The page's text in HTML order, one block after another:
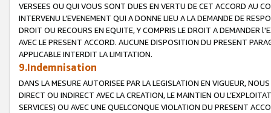
VERSEES OU QUI VOUS SONT DUES EN VERTU DE CET ACCORD AU
INTERVENU L’EVENEMENT QUI A DONNE LIEU A LA DEMANDE DE
DROIT OU RECOURS EN EQUITE, Y COMPRIS LE DROIT A DEMANDER
AVEC LE PRESENT ACCORD. AUCUNE DISPOSITION DU PRESENT
APPLICABLE INTERDIT LA LIMITATION.
9.Indemnisation
DANS LA MESURE AUTORISEE PAR LA LEGISLATION EN VIGUEUR,
DIRECT OU INDIRECT AVEC LA CREATION, LE MAINTIEN OU
SERVICES) OU AVEC UNE QUELCONQUE VIOLATION DU PRESENT